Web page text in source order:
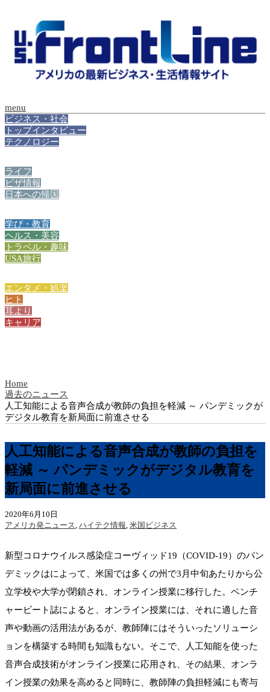
menu
ビジネス・社会
トップインタビュー
テクノロジー
ライフ
ビザ情報
日本への帰国
学び・教育
ヘルス・美容
トラベル・趣味
USA旅行
エンタメ・娯楽
ヒト
耳より
キャリア
Home
過去のニュース
人工知能による音声合成が教師の負担を軽減 ～ パンデミックが
デジタル教育を新局面に前進させる
人工知能による音声合成が教師の負担を
軽減 ～ パンデミックがデジタル教育を
新局面に前進させる
2020年6月10日
アメリカ発ニュース, ハイテク情報, 米国ビジネス
新型コロナウイルス感染症コーヴィッド19（COVID-19）のパン
デミックはによって、米国では多くの州で3月中旬あたりから公
立学校や大学が閉鎖され、オンライン授業に移行した。ベンチ
ャービート誌によると、オンライン授業には、それに適した音
声や動画の活用法があるが、教師陣にはそういったソリューシ
ョンを構築する時間も知識もない。そこで、人工知能を使った
音声合成技術がオンライン授業に応用され、その結果、オンラ
イン授業の効果を高めると同時に、教師陣の負担軽減にも寄与